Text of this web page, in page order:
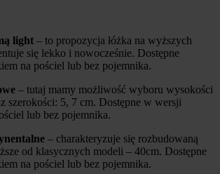
light – to propozycja łóżka na wyższych
się lekko i nowocześnie. Dostępne
na pościel lub bez pojemnika.
– tutaj mamy możliwość wyboru wysokości
szerokości: 5, 7 cm. Dostępne w wersji
lub bez pojemnika.
– charakteryzuje się rozbudowaną
od klasycznych modeli – 40cm. Dostępne
na pościel lub bez pojemnika.